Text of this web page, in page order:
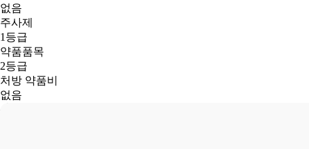
없음
주사제
1등급
약품품목
2등급
처방 약품비
없음